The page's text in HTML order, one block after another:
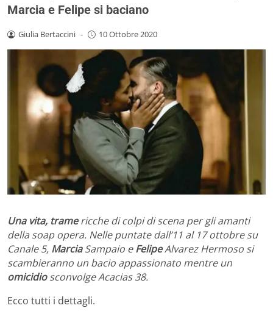
Marcia e Felipe si baciano
Giulia Bertaccini - 10 Ottobre 2020
Una vita, tramericche di colpi di scena per gli amanti
della soap opera. Nelle puntate dall’11 al 17 ottobre su
Canale 5, MarciaSampaio eFelipeAlvarez Hermoso si
scambieranno un bacio appassionato mentre un
omicidiosconvolge Acacias 38.
Ecco tutti i dettagli.